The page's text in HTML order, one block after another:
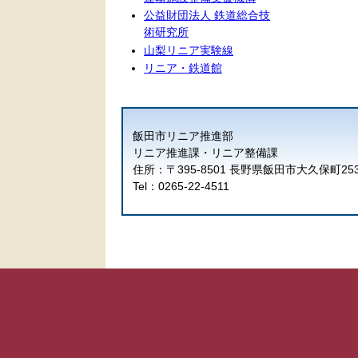
公益財団法人 鉄道総合技
術研究所
山梨リニア実験線
リニア・鉄道館
飯田市リニア推進部
リニア推進課・リニア整備課
住所：〒395-8501 長野県飯田市大久保町
Tel：0265-22-4511